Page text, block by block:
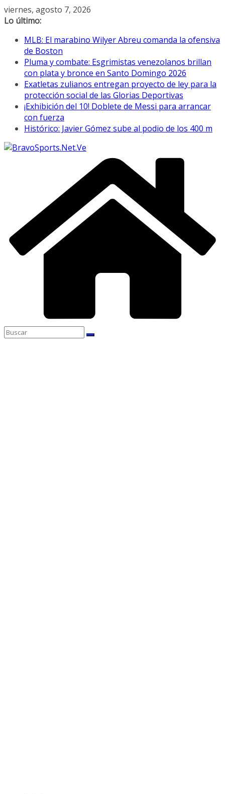
Saltar
al
viernes, agosto 7, 2026
Lo último:
MLB: El marabino Wilyer Abreu comanda la ofensiva
de Boston
Pluma y combate: Esgrimistas venezolanos brillan
con plata y bronce en Santo Domingo 2026
Exatletas zulianos entregan proyecto de ley para la
protección social de las Glorias Deportivas
¡Exhibición del 10! Doblete de Messi para arrancar
con fuerza
Histórico: Javier Gómez sube al podio de los 400 m